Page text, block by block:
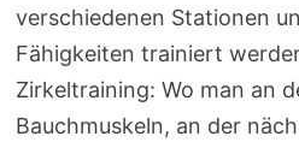
verschiedenen Stationen
Fähigkeiten trainiert
Zirkeltraining: Wo man an
Bauchmuskeln, an der